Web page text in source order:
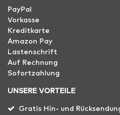
PayPal
Vorkasse
Kreditkarte
Amazon Pay
Lastenschrift
Auf Rechnung
Sofortzahlung
UNSERE VORTEILE
Gratis Hin- und